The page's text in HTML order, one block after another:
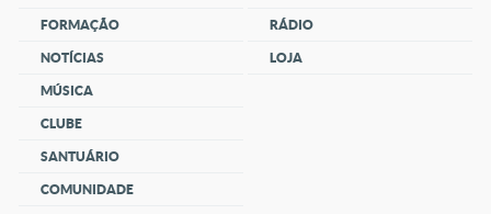
FORMAÇÃO
NOTÍCIAS
MÚSICA
CLUBE
SANTUÁRIO
COMUNIDADE
RÁDIO
LOJA